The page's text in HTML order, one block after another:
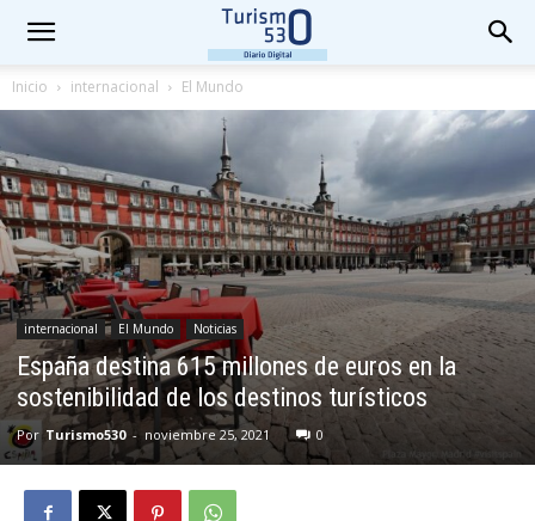
Inicio internacional El Mundo
internacional El Mundo Noticias
España destina 615 millones de euros en la
sostenibilidad de los destinos turísticos
Por Turismo530 - noviembre 25, 2021 0